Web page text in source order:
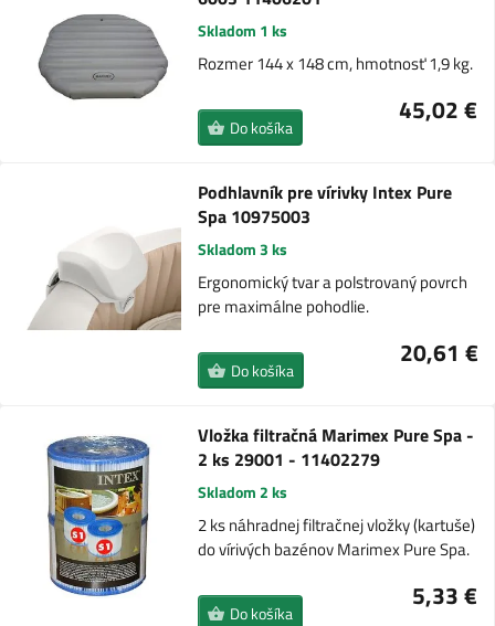
Skladom 1 ks
Rozmer 144 x 148 cm, hmotnosť 1,9 kg.
45,02 €
Do košíka
Podhlavník pre vírivky Intex Pure
Spa 10975003
Skladom 3 ks
Ergonomický tvar a polstrovaný povrch
pre maximálne pohodlie.
20,61 €
Do košíka
Vložka filtračná Marimex Pure Spa -
2 ks 29001 - 11402279
Skladom 2 ks
2 ks náhradnej filtračnej vložky (kartuše)
do vírivých bazénov Marimex Pure Spa.
5,33 €
Do košíka